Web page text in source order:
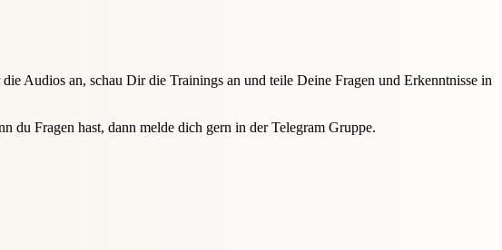
Audios an, schau Dir die Trainings an und teile Deine Fragen und Erkenntnisse in
du Fragen hast, dann melde dich gern in der Telegram Gruppe.